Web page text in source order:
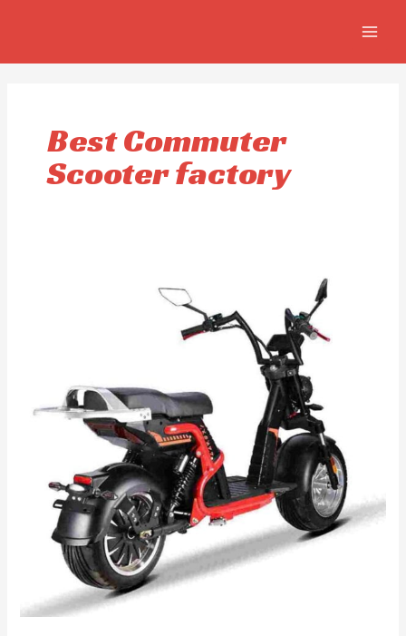
Best Commuter
Scooter factory